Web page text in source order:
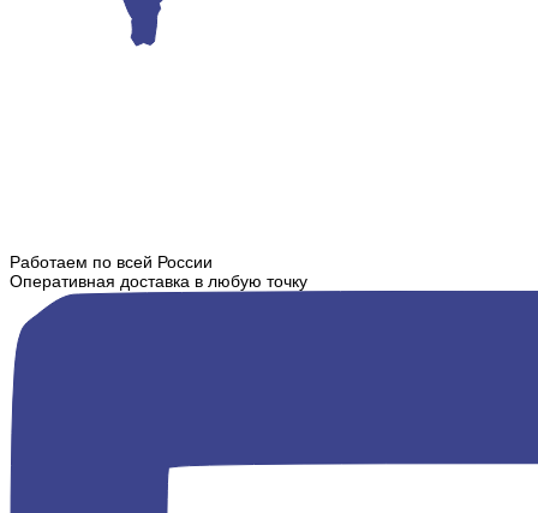
Работаем по всей России
Оперативная доставка в любую точку